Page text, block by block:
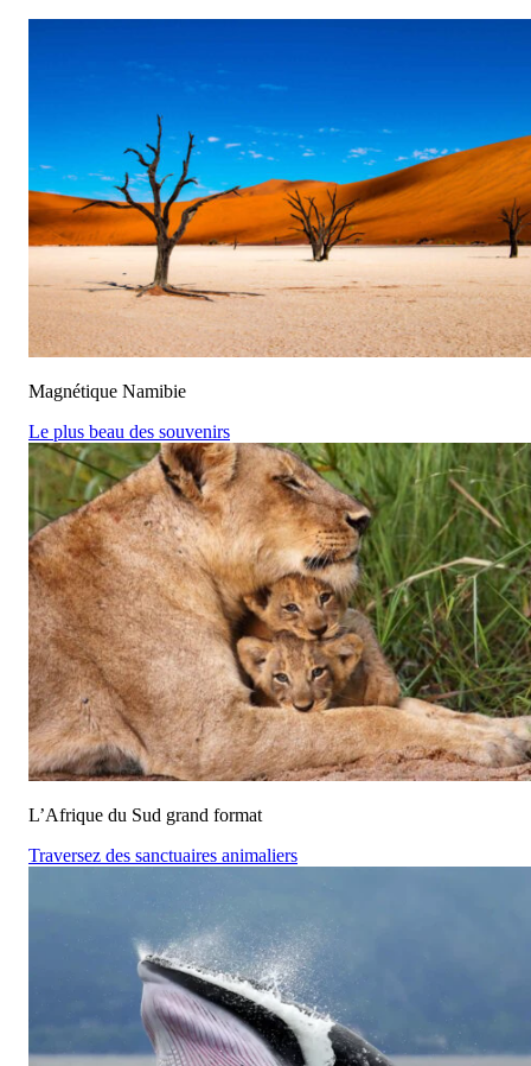
Magnétique Namibie
Le plus beau des souvenirs
L’Afrique du Sud grand format
Traversez des sanctuaires animaliers